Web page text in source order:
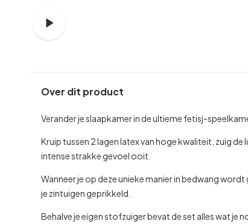
Over dit product
Verander je slaapkamer in de ultieme fetisj-
Kruip tussen 2 lagen latex van hoge kwaliteit, zuig
intense strakke gevoel ooit.
Wanneer je op deze unieke manier in bedwang
je zintuigen geprikkeld.
Behalve je eigen stofzuiger bevat de set alles wat je